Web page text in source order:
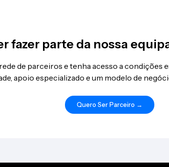
fazer parte da nossa
de parceiros e tenha acesso a condições
apoio especializado e um modelo de
Quero Ser Parceiro →